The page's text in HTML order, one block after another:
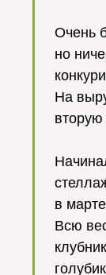
Очень
но
На
вторую
в
Всю